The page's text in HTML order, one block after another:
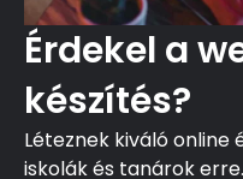
Érdekel a
készítés?
Léteznek kiváló
iskolák és tanárok